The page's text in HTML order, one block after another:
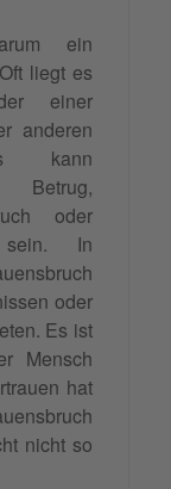
ein
liegt es
einer
anderen
kann
oder
sein. In
oder
Es ist
Mensch
hat
nicht so